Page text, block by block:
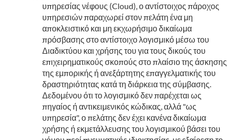
υπηρεσίας νέφους (Cloud), ο αντίστοιχος πάροχος
υπηρεσιών παραχωρεί στον πελάτη ένα μη
αποκλειστικό και μη εκχωρήσιμο δικαίωμα
πρόσβασης στο αντίστοιχο λογισμικό μέσω του
Διαδικτύου και χρήσης του για τους δικούς του
επιχειρηματικούς σκοπούς στο πλαίσιο της άσκησης
της εμπορικής ή ανεξάρτητης επαγγελματικής του
δραστηριότητας κατά τη διάρκεια της σύμβασης.
Δεδομένου ότι το λογισμικό δεν παρέχεται ως
πηγαίος ή αντικειμενικός κώδικας, αλλά "ως
υπηρεσία", ο πελάτης δεν έχει κανένα δικαίωμα
χρήσης ή εκμετάλλευσης του λογισμικού βάσει του